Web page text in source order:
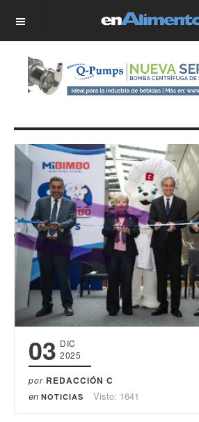
OFF CANVAS
03 DIC
2025
por REDACCIÓN C
en NOTICIAS Visto: 1641